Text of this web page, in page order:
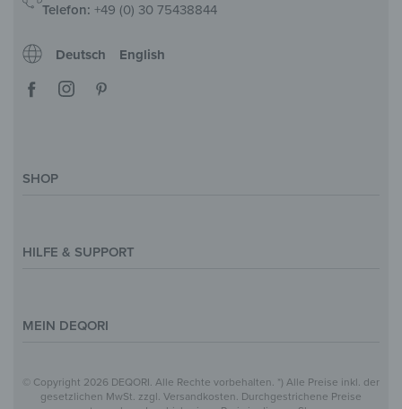
Telefon: +49 (0) 30 75438844
Deutsch English
SHOP
Motive & Themenwelt
HILFE & SUPPORT
Hilfe & FAQ
Vertrag widerrufen
MEIN DEQORI
Über Uns
Datenschutz
© Copyright 2026 DEQORI. Alle Rechte vorbehalten. *) Alle Preise inkl. der
gesetzlichen MwSt. zzgl. Versandkosten. Durchgestrichene Preise